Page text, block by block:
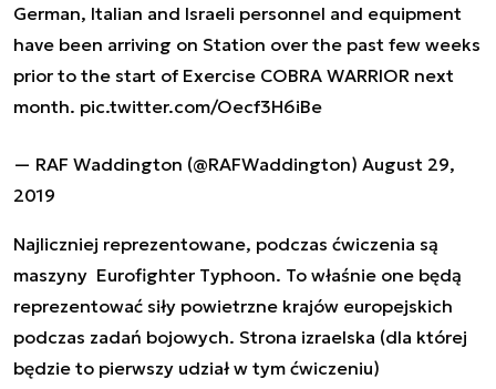
German, Italian and Israeli personnel and equipment
have been arriving on Station over the past few weeks
prior to the start of Exercise COBRA WARRIOR next
month. pic.twitter.com/Oecf3H6iBe
— RAF Waddington (@RAFWaddington) August 29,
2019
Najliczniej reprezentowane, podczas ćwiczenia są
maszyny Eurofighter Typhoon. To właśnie one będą
reprezentować siły powietrzne krajów europejskich
podczas zadań bojowych. Strona izraelska (dla której
będzie to pierwszy udział w tym ćwiczeniu)